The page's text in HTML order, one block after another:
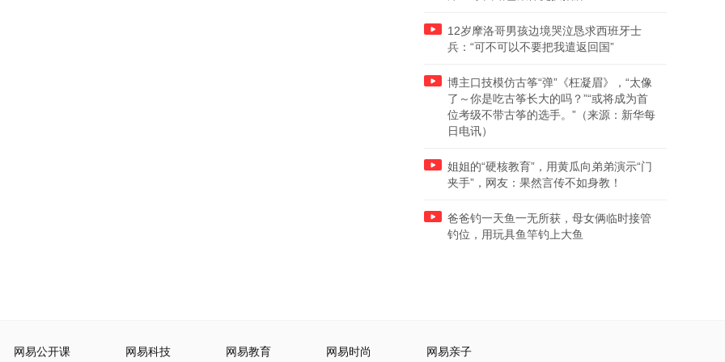
12岁摩洛哥男孩边境哭泣恳求西班牙士
兵：“可不可以不要把我遣返回国”
博主口技模仿古筝“弹”《枉凝眉》，“太像
了～你是吃古筝长大的吗？”“或将成为首
位考级不带古筝的选手。”（来源：新华每
日电讯）
姐姐的“硬核教育”，用黄瓜向弟弟演示“门
夹手”，网友：果然言传不如身教！
爸爸钓一天鱼一无所获，母女俩临时接管
钓位，用玩具鱼竿钓上大鱼
网易公开课 网易科技 网易教育 网易时尚 网易亲子